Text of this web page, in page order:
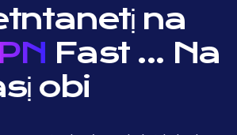
na
Fast ... Na
obi